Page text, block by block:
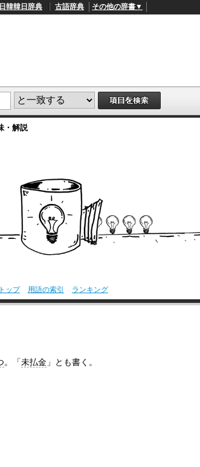
日韓韓日辞典 古語辞典 その他の辞書▼
・解説
ップ 用語の索引 ランキング
。「未払金 」とも書く。